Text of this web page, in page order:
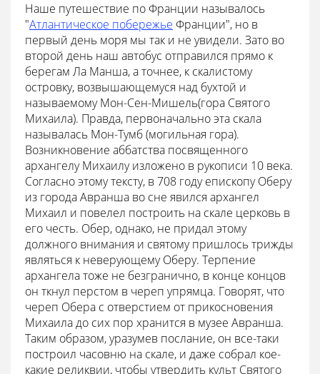
Наше путешествие по Франции называлось
"Атлантическое побережье Франции", но в
первый день моря мы так и не увидели. Зато во
второй день наш автобус отправился прямо к
берегам Ла Манша, а точнее, к скалистому
островку, возвышающемуся над бухтой и
называемому Мон-Сен-Мишель(гора Святого
Михаила). Правда, первоначально эта скала
называлась Мон-Тумб (могильная гора).
Возникновение аббатства посвященного
архангелу Михаилу изложено в рукописи 10 века.
Согласно этому тексту, в 708 году епископу Оберу
из города Авранша во сне явился архангел
Михаил и повелел построить на скале церковь в
его честь. Обер, однако, не придал этому
должного внимания и святому пришлось трижды
являться к неверующему Оберу. Терпение
архангела тоже не безгранично, в конце концов
он ткнул перстом в череп упрямца. Говорят, что
череп Обера с отверстием от прикосновения
Михаила до сих пор хранится в музее Авранша.
Таким образом, уразумев послание, он все-таки
построил часовню на скале, и даже собрал кое-
какие реликвии, чтобы утвердить культ Святого